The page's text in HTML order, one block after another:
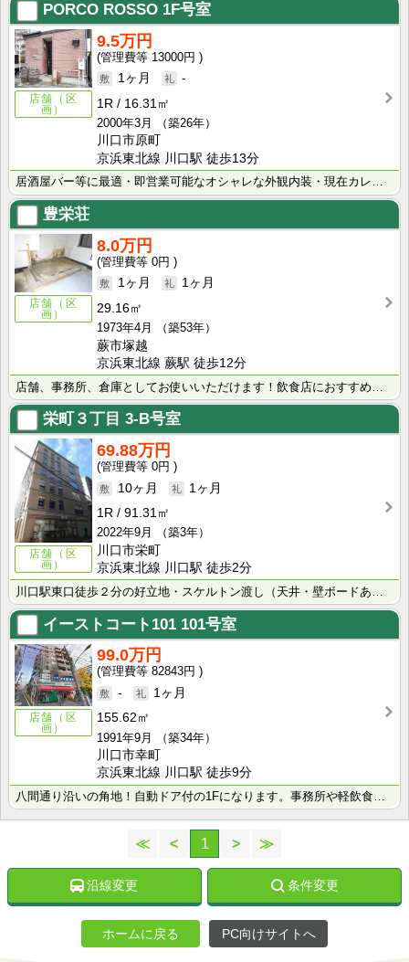
PORCO ROSSO 1F号室
店舗（区
画）
9.5万円
13000円
1ヶ月
-
1R
16.31㎡
2000年3月
（築26年）
川口市原町
京浜東北線 川口駅 徒歩13分
居酒屋バー等に最適・即営業可能なオシャレな外観内装・現在カレー店営業中・ガス水道代月額8,000円（･･･
豊栄荘
店舗（区
画）
8.0万円
0円
1ヶ月
1ヶ月
29.16㎡
1973年4月
（築53年）
蕨市塚越
京浜東北線 蕨駅 徒歩12分
栄町３丁目 3-B号室
店舗（区
画）
69.88万円
0円
10ヶ月
1ヶ月
1R
91.31㎡
2022年9月
（築3年）
川口市栄町
京浜東北線 川口駅 徒歩2分
イーストコート101 101号室
店舗（区
画）
99.0万円
82843円
-
1ヶ月
155.62㎡
1991年9月
（築34年）
川口市幸町
京浜東北線 川口駅 徒歩9分
≪ < 1 > ≫
沿線変更 条件変更
ホームに戻る PC向けサイトへ